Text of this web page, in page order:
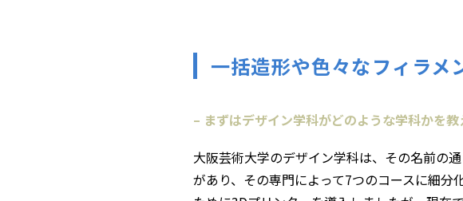
一括造形や色々なフィラ
– まずはデザイン学科がどのような学科かを教
大阪芸術大学のデザイン学科は、その名前の
があり、その専門によって7つのコースに細分